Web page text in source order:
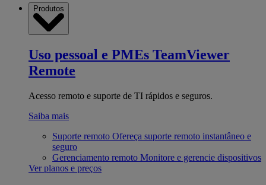
Produtos
Uso pessoal e PMEs TeamViewer
Remote
Acesso remoto e suporte de TI rápidos e seguros.
Saiba mais
Suporte remoto Ofereça suporte remoto instantâneo e
seguro
Gerenciamento remoto Monitore e gerencie dispositivos
Ver planos e preços